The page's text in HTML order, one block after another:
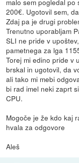
200€. Ugotovil sem,
Zdaj pa je drugi
Trenutno uporabljam
SLI ne pride v
pametnega za lga
Torej mi edino pride v
brskal in ugotovil, da
ali tako mi mebi
bi rad imel neki zaprt
CPU.
Mogoče je že kdo kaj
hvala za odgovore
Aleš